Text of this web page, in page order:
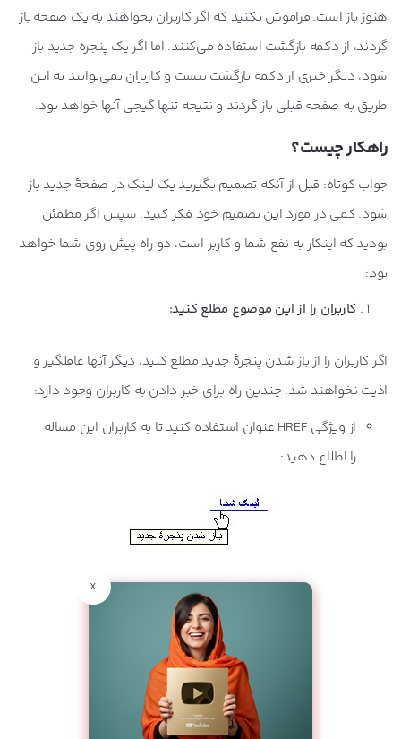
هنوز باز است. فراموش نکنید که اگر کاربران بخواهند به یک صفحه باز
گردند، از دکمه بازگشت استفاده می‌کنند. اما اگر یک پنجره جدید باز
شود، دیگر خبری از دکمه بازگشت نیست و کاربران نمی‌توانند به این
طریق به صفحه قبلی باز گردند و نتیجه تنها گیجی آنها خواهد بود.
راهکار چیست؟
جواب کوتاه: قبل از آنکه تصمیم بگیرید یک لینک در صفحۀ جدید باز
شود. کمی در مورد این تصمیم خود فکر کنید. سپس اگر مطمئن
بودید که اینکار به نفع شما و کاربر است، دو راه پیش روی شما خواهد
بود:
کاربران را از این موضوع مطلع کنید:
اگر کاربران را از باز شدن پنجرۀ جدید مطلع کنید، دیگر آنها غافلگیر و
اذیت نخواهند شد. چندین راه برای خبر دادن به کاربران وجود دارد:
از ویژگی HREF عنوان استفاده کنید تا به کاربران این مساله
را اطلاع دهید:
x